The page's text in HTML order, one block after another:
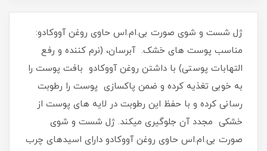
ژل شست و شوی صورت بی.ام.اس حاوی روغن آووکادو:
مناسب پوست های خشک. آبرسان، (نرم کننده و رفع
التهابات پوستی) با داشتن روغن آووکادو بافت پوست را
به خوبی تغذیه کرده و ضمن پاکسازی پوست را رطوبت
رسانی کرده و با حفظ این رطوبت در لایه های پوست از
خشکی مجدد آن جلوگیری میکند. ژل شست و شوی
صورت بی.ام.اس حاوی روغن آووکادو دارای اسید‌های چرب